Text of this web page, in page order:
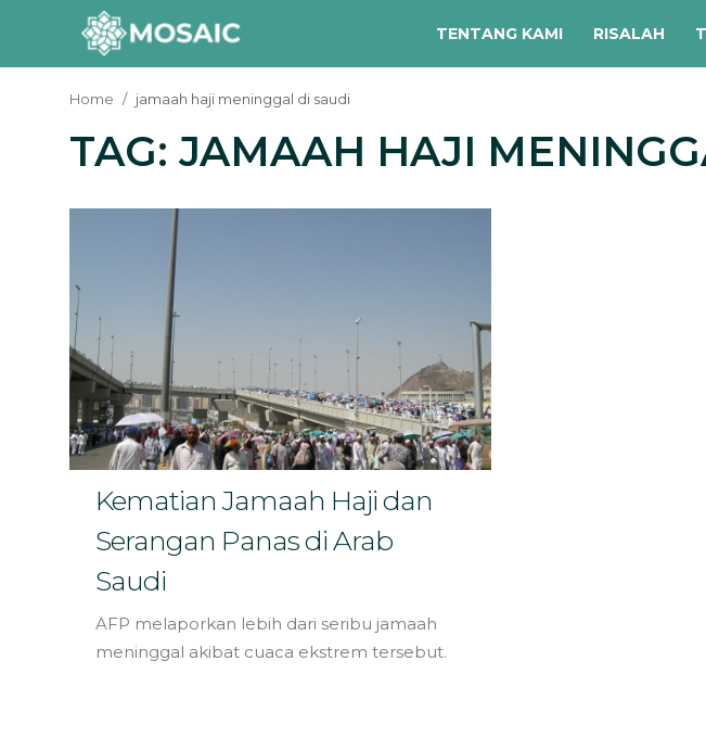
TENTANG KAMI RISALAH
Contact
Team Kami
Inisiatif
Sorotan Berita
Bahasa
Home jamaah haji meninggal di saudi
TAG: JAMAAH HAJI
Kematian Jamaah Haji dan
Serangan Panas di Arab
Saudi
AFP melaporkan lebih dari seribu jamaah
meninggal akibat cuaca ekstrem tersebut.